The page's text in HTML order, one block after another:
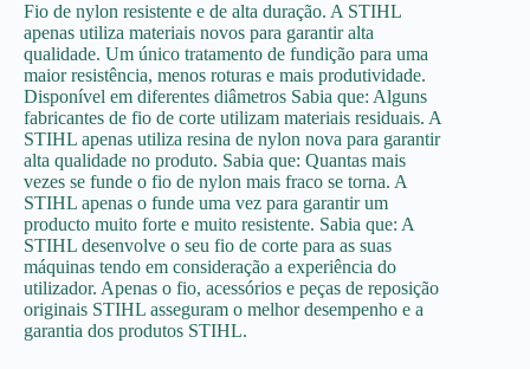
Fio de nylon resistente e de alta duração. A STIHL
apenas utiliza materiais novos para garantir alta
qualidade. Um único tratamento de fundição para uma
maior resistência, menos roturas e mais produtividade.
Disponível em diferentes diâmetros Sabia que: Alguns
fabricantes de fio de corte utilizam materiais residuais. A
STIHL apenas utiliza resina de nylon nova para garantir
alta qualidade no produto. Sabia que: Quantas mais
vezes se funde o fio de nylon mais fraco se torna. A
STIHL apenas o funde uma vez para garantir um
producto muito forte e muito resistente. Sabia que: A
STIHL desenvolve o seu fio de corte para as suas
máquinas tendo em consideração a experiência do
utilizador. Apenas o fio, acessórios e peças de reposição
originais STIHL asseguram o melhor desempenho e a
garantia dos produtos STIHL.